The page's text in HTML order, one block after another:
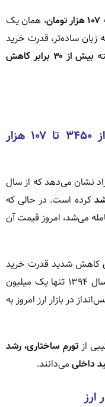
۱۰۷ هزار تومان
، همان یک
زبان ساده‌تر، قدرت خرید
بیش از ۳۰ برابر کاهش
سقوط ارزش ریال در ده سال؛ از ۳۴۵۰ تا ۱۰۷ هزار
نشان می‌دهد که از سال
کرده است. در حالی که
حدود ۳۴۵۰ تومان معامله می‌شد، امروز قیمت آن
کاهش شدید قدرت خرید
مردم است. به عنوان مثال، اگر کسی در سال ۱۳۹۴ تنها یک میلیون
در بازار ارز امروز به
ازتورم ساختاری، رشد
داخلی می‌دانند.
ارز